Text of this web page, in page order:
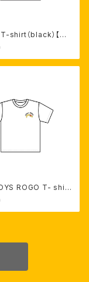
shirt（black）【受
ROGO T- shirt
注生産】